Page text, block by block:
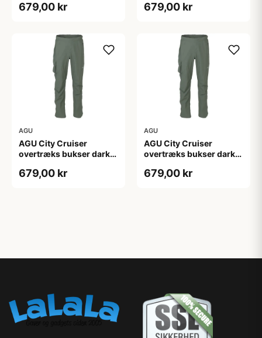
679,00 kr 679,00 kr
AGU
AGU City Cruiser
overtræks bukser dark
679,00 kr
AGU
AGU City Cruiser
overtræks bukser dark
679,00 kr